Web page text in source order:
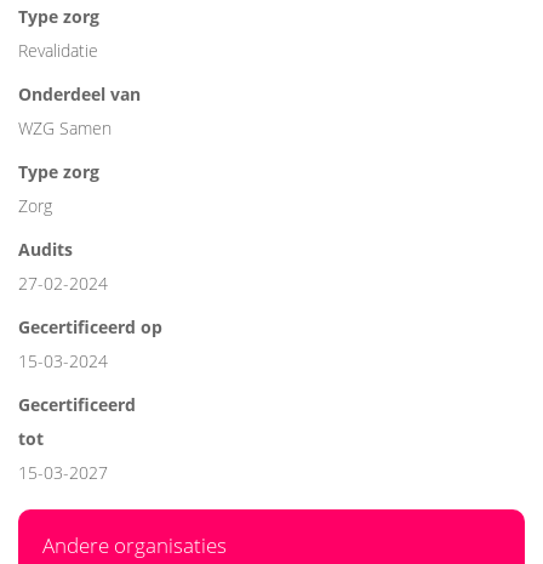
Type zorg
Revalidatie
Onderdeel van
WZG Samen
Type zorg
Zorg
Audits
27-02-2024
Gecertificeerd op
15-03-2024
Gecertificeerd
tot
15-03-2027
Andere organisaties